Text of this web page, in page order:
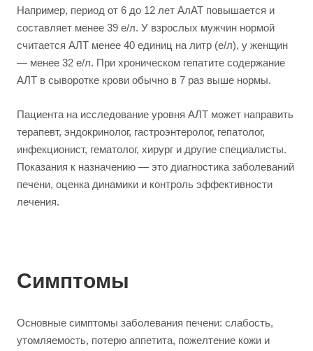
Например, период от 6 до 12 лет АлАТ повышается и
составляет менее 39 е/л. У взрослых мужчин нормой
считается АЛТ менее 40 единиц на литр (е/л), у женщин
— менее 32 е/л. При хроническом гепатите содержание
АЛТ в сыворотке крови обычно в 7 раз выше нормы.
Пациента на исследование уровня АЛТ может направить
терапевт, эндокринолог, гастроэнтеролог, гепатолог,
инфекционист, гематолог, хирург и другие специалисты.
Показания к назначению — это диагностика заболеваний
печени, оценка динамики и контроль эффективности
лечения.
Симптомы
Основные симптомы заболевания печени: слабость,
утомляемость, потерю аппетита, пожелтение кожи и